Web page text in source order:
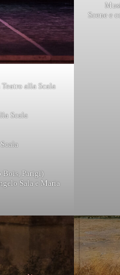
alla Scala
Scala
Bois, Parigi)
Sala e Maria
Scene e